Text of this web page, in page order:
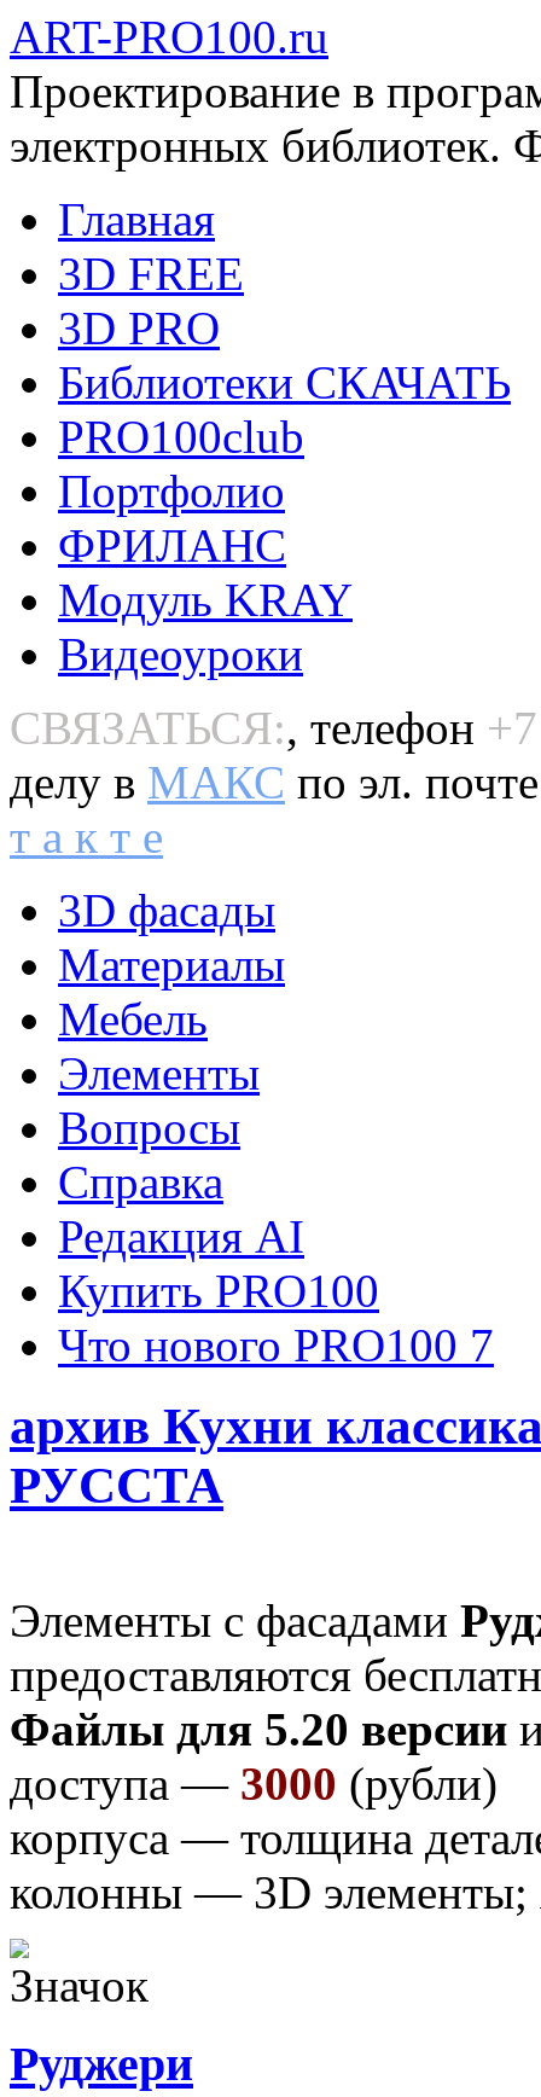
ART-PRO100.ru
Проектирование в
электронных библиотек.
Главная
3D FREE
3D PRO
Библиотеки СКАЧАТЬ
PRO100club
Портфолио
ФРИЛАНС
Модуль KRAY
Видеоуроки
СВЯЗАТЬСЯ:, телефон
делу в MAКС по эл.
т а к т е
3D фасады
Материалы
Мебель
Элементы
Вопросы
Справка
Редакция AI
Купить PRO100
Что нового PRO100 7
архив Кухни
РУССТА
Элементы с фасадами
предоставляются
Файлы для 5.20 версии
доступа — 3000 (рубли)
корпуса — толщина
колонны — 3D
Руджери